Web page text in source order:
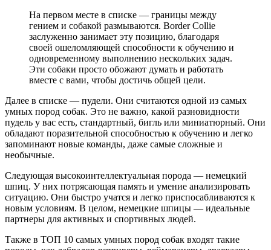
На первом месте в списке — границы между
гением и собакой размываются. Border Collie
заслуженно занимает эту позицию, благодаря
своей ошеломляющей способности к обучению и
одновременному выполнению нескольких задач.
Эти собаки просто обожают думать и работать
вместе с вами, чтобы достичь общей цели.
Далее в списке — пудели. Они считаются одной из самых
умных пород собак. Это не важно, какой разновидности
пудель у вас есть, стандартный, бигль или миниатюрный. Они
обладают поразительной способностью к обучению и легко
запоминают новые команды, даже самые сложные и
необычные.
Следующая высокоинтеллектуальная порода — немецкий
шпиц. У них потрясающая память и умение анализировать
ситуацию. Они быстро учатся и легко приспосабливаются к
новым условиям. В целом, немецкие шпицы — идеальные
партнеры для активных и спортивных людей.
Также в ТОП 10 самых умных пород собак входят такие